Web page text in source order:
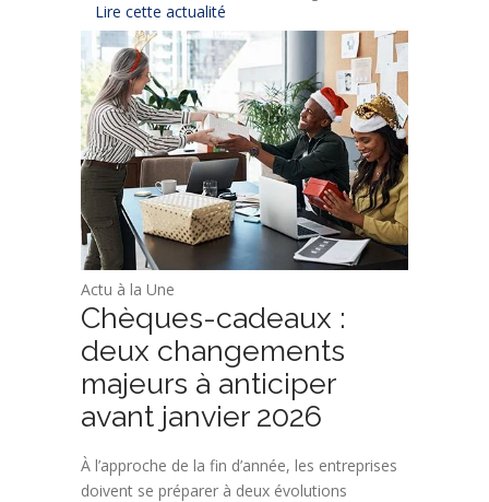
Lire cette actualité
Actu à la Une
Chèques-cadeaux :
deux changements
majeurs à anticiper
avant janvier 2026
À l’approche de la fin d’année, les entreprises
doivent se préparer à deux évolutions